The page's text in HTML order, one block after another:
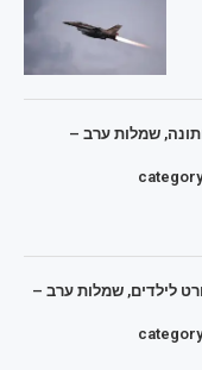
שמלות ערב –
לילדים, שמלות ערב –